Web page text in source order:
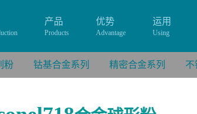
产品
Products
粉 钴基合金系列 精密合金系列 不
优势
Advantage
运用
Using